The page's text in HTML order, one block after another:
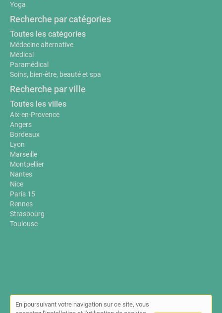
Yoga
Recherche par catégories
Toutes les catégories
Médecine alternative
Médical
Paramédical
Soins, bien-être, beauté et spa
Recherche par ville
Toutes les villes
Aix-en-Provence
Angers
Bordeaux
Lyon
Marseille
Montpellier
Nantes
Nice
Paris 15
Rennes
Strasbourg
Toulouse
© Annuaire-sante-bien-etre.fr 2026 |Plan du site
En poursuivant votre navigation sur ce site, vous